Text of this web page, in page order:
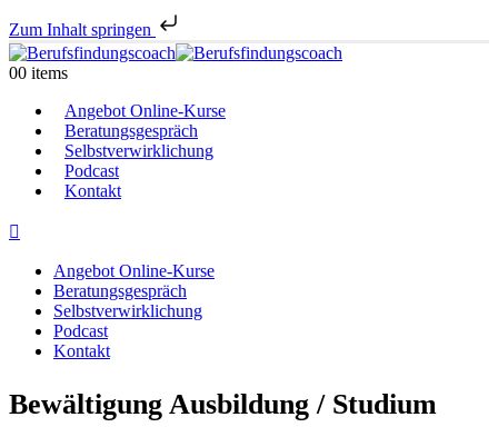
Zum Inhalt springen
00 items
Angebot Online-Kurse
Beratungsgespräch
Selbstverwirklichung
Podcast
Kontakt
Angebot Online-Kurse
Beratungsgespräch
Selbstverwirklichung
Podcast
Kontakt
Bewältigung Ausbildung / Studium